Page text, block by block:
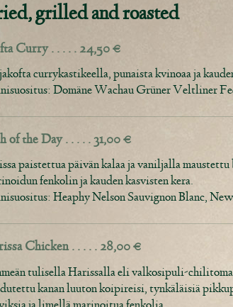
grilled and roasted
Curry . . . . . 24,50 €
currykastikeella, punaista kvinoaa ja
Domäne Wachau Grüner Veltliner
of the Day . . . . . 31,00 €
paistettua päivän kalaa ja vaniljalla
fenkolin ja kauden kasvisten kera.
Heaphy Nelson Sauvignon Blanc,
Chicken . . . . . 28,00 €
tulisella Harissalla eli valkosipuli-
kanan luuton koipireisi, tynkäläisiä